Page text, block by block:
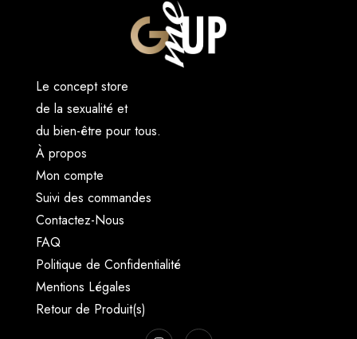
Le concept store
de la sexualité et
du bien-être pour tous.
À propos
Mon compte
Suivi des commandes
Contactez-Nous
FAQ
Politique de Confidentialité
Mentions Légales
Retour de Produit(s)